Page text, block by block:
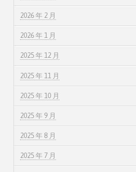
2026 年 2 月
2026 年 1 月
2025 年 12 月
2025 年 11 月
2025 年 10 月
2025 年 9 月
2025 年 8 月
2025 年 7 月